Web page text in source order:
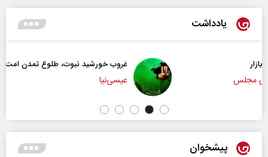
یادداشت
غروب خورشید نبوت، طلوع تمدن امت
عیسی‌نیا
پیشخوان